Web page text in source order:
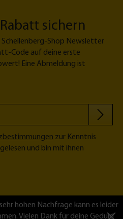
sichern
Shop Newsletter
Code auf deine erste
Eine Abmeldung ist
zur Kenntnis
gelesen und bin mit ihnen
hohen Nachfrage kann es leider
Vielen Dank für deine Geduld